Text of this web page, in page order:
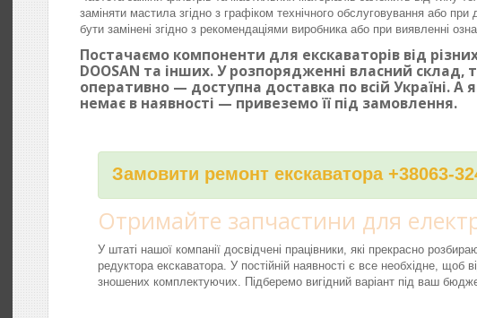
заміняти мастила згідно з графіком технічного обслуговування або
бути замінені згідно з рекомендаціями виробника або при виявленні
Постачаємо компоненти для екскаваторів від різних
DOOSAN та інших. У розпорядженні власний
оперативно — доступна доставка по всій Україні.
немає в наявності — привеземо її під замовлення.
Замовити ремонт екскаватора +38063-
Отримайте запчастини для
У штаті нашої компанії досвідчені працівники, які прекрасно
редуктора екскаватора. У постійній наявності є все необхідне, щоб
зношених комплектуючих. Підберемо вигідний варіант під ваш